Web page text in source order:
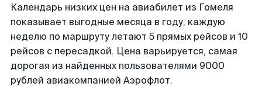
Календарь низких цен на авиабилет из Гомеля
показывает выгодные месяца в году, каждую
неделю по маршруту летают 5 прямых рейсов и 10
рейсов с пересадкой. Цена варьируется, самая
дорогая из найденных пользователями 9000
рублей авиакомпанией Аэрофлот.